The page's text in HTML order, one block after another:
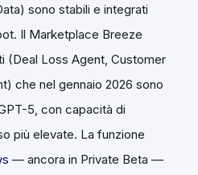
sono stabili e integrati
Il Marketplace Breeze
(Deal Loss Agent, Customer
che nel gennaio 2026 sono
5, con capacità di
più elevate. La funzione
— ancora in Private Beta —